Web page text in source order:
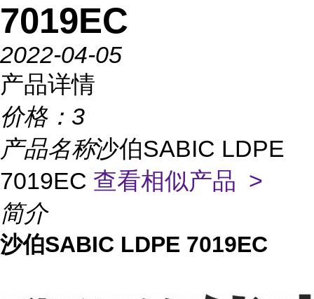
7019EC
2022-04-05
产品详情
价格： 3
产品名称沙伯SABIC LDPE
7019EC 查看相似产品 >
简介
沙伯SABIC LDPE 7019EC